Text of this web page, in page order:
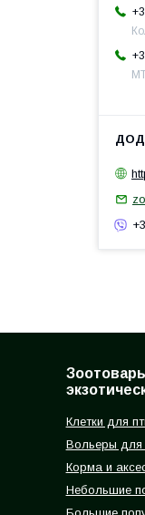
Клетки для
Вольеры для
Корма и
Небольшие